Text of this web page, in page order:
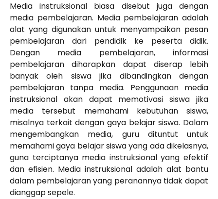
Media instruksional biasa disebut juga dengan
media pembelajaran. Media pembelajaran adalah
alat yang digunakan untuk menyampaikan pesan
pembelajaran dari pendidik ke peserta didik.
Dengan media pembelajaran, informasi
pembelajaran diharapkan dapat diserap lebih
banyak oleh siswa jika dibandingkan dengan
pembelajaran tanpa media. Penggunaan media
instruksional akan dapat memotivasi siswa jika
media tersebut memahami kebutuhan siswa,
misalnya terkait dengan gaya belajar siswa. Dalam
mengembangkan media, guru dituntut untuk
memahami gaya belajar siswa yang ada dikelasnya,
guna terciptanya media instruksional yang efektif
dan efisien. Media instruksional adalah alat bantu
dalam pembelajaran yang peranannya tidak dapat
dianggap sepele.